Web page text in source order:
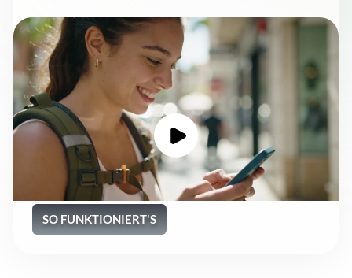
SO FUNKTIONIERT'S